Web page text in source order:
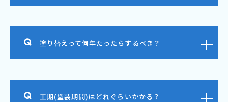
塗り替えって何年たったらするべき？
工期(塗装期間)はどれぐらいかかる？